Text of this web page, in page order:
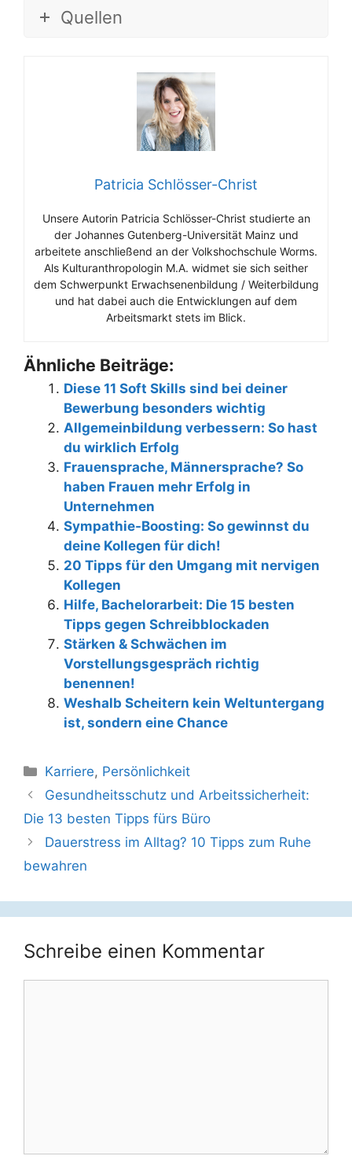
Quellen
Patricia Schlösser-Christ
Unsere Autorin Patricia Schlösser-Christ studierte an
der Johannes Gutenberg-Universität Mainz und
arbeitete anschließend an der Volkshochschule Worms.
Als Kulturanthropologin M.A. widmet sie sich seither
dem Schwerpunkt Erwachsenenbildung / Weiterbildung
und hat dabei auch die Entwicklungen auf dem
Arbeitsmarkt stets im Blick.
Ähnliche Beiträge:
Diese 11 Soft Skills sind bei deiner
Bewerbung besonders wichtig
Allgemeinbildung verbessern: So hast
du wirklich Erfolg
Frauensprache, Männersprache? So
haben Frauen mehr Erfolg in
Unternehmen
Sympathie-Boosting: So gewinnst du
deine Kollegen für dich!
20 Tipps für den Umgang mit nervigen
Kollegen
Hilfe, Bachelorarbeit: Die 15 besten
Tipps gegen Schreibblockaden
Stärken & Schwächen im
Vorstellungsgespräch richtig
benennen!
Weshalb Scheitern kein Weltuntergang
ist, sondern eine Chance
Kategorien
Karriere, Persönlichkeit
Beitrags-
Navigation
Gesundheitsschutz und Arbeitssicherheit:
Die 13 besten Tipps fürs Büro
Dauerstress im Alltag? 10 Tipps zum Ruhe
bewahren
Schreibe einen Kommentar